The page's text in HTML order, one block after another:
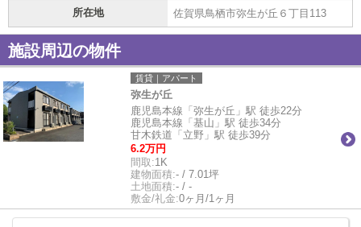
所在地 佐賀県鳥栖市弥生が丘６丁目113
施設周辺の物件
賃貸｜アパート
弥生が丘
鹿児島本線「弥生が丘」駅 徒歩22分
鹿児島本線「基山」駅 徒歩34分
甘木鉄道「立野」駅 徒歩39分
6.2万円
間取:1K
建物面積:- / 7.01坪
土地面積:- / -
敷金/礼金:0ヶ月/1ヶ月